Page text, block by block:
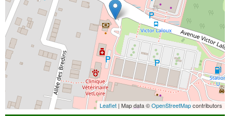
Leaflet | Map data ©OpenStreetMapcontributors